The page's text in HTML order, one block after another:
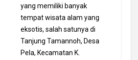
yang memiliki banyak
tempat wisata alam yang
eksotis, salah satunya di
Tanjung Tamannoh, Desa
Pela, Kecamatan K.